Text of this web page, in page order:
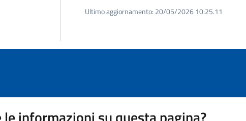
Ultimo aggiornamento: 20/05/2026 10:25.11